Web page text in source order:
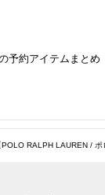
予約アイテムまとめ
POLO RALPH LAUREN /